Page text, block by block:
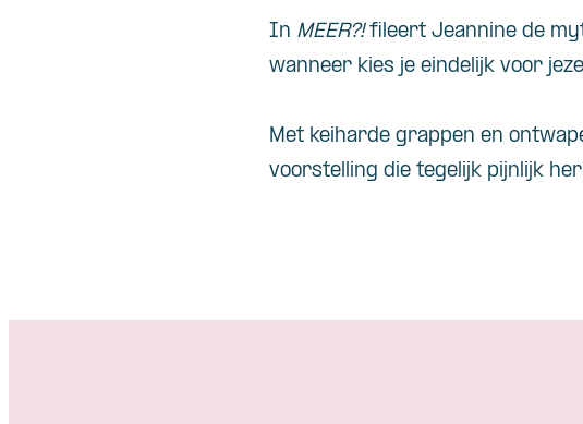
In MEER?!fileert Jeannine de
wanneer kies je eindelijk voor
Met keiharde grappen en
voorstelling die tegelijk pijnlijk